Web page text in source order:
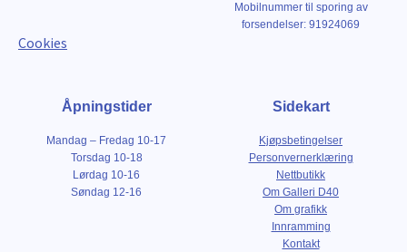
Cookies
Mobilnummer til sporing av
forsendelser: 91924069
Åpningstider
Mandag – Fredag 10-17
Torsdag 10-18
Lørdag 10-16
Søndag 12-16
Sidekart
Kjøpsbetingelser
Personvernerklæring
Nettbutikk
Om Galleri D40
Om grafikk
Innramming
Kontakt